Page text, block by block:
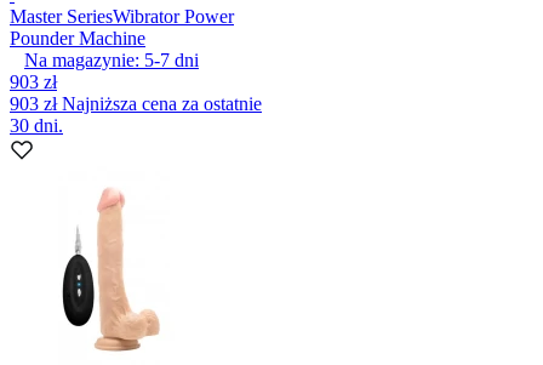
Master SeriesWibrator Power
Pounder Machine
Na magazynie: 5-7 dni
903 zł
903 złNajniższa cena za ostatnie
30 dni.